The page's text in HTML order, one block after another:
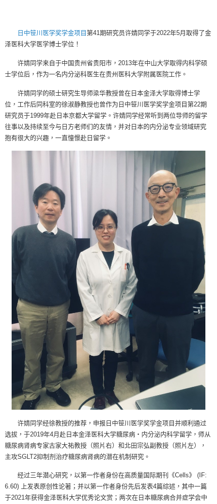
日中笹川医学奖学金项目 第41期研究员许婧同学于2022年5月取得了金
泽医科大学医学博士学位！
许婧同学来自于中国贵州省贵阳市，2013年在中山大学取得内科学硕
士学位后，作为一名内分泌科医生在贵州医科大学附属医院工作。
许婧同学的硕士研究生导师梁华教授曾在日本金泽大学取得博士学
位，工作后同科室的徐淑静教授也曾作为 日中笹川医学奖学金项目第22期
研究员于1999年赴日本京都大学留学。许婧同学经常听到两位导师的留学
往事以及持续至今与日方老师们的友情，并对日本的内分泌专业领域研究
抱有很大的兴趣，一直憧憬赴日留学。
许婧同学经徐教授的推荐，申报日中笹川医学奖学金项目并顺利通过
选拔，于2019年4月赴日本金泽医科大学糖尿病・内分泌内科学留学，师从
糖尿病肾病专家古家大祐教授（照片右）和北田宗弘副教授（照片左），
主攻SGLT2抑制剂治疗糖尿病肾病的潜在机制研究。
经过三年潜心研究，以第一作者身份在高质量国际期刊《Cells》 (IF:
6.60) 上发表原创性论著；并以第一作者身份先后发表4篇综述，其中一篇
于2021年获得金泽医科大学优秀论文赏；两次在日本糖尿病合并症学会中